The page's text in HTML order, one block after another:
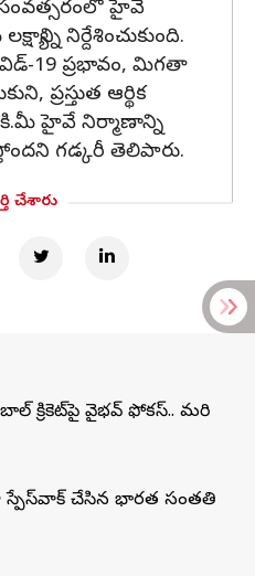
హైవే
నిర్దేశించుకుంది.
19 ప్రభావం, మిగతా
ప్రస్తుత ఆర్థిక
కి.మీ హైవే నిర్మాణాన్ని
గడ్కరీ తెలిపారు.
చేశారు
బాల్ క్రికెట్‌పై వైభవ్ ఫోకస్.. మరి
స్పేస్‌వాక్‌ చేసిన భారత సంతతి